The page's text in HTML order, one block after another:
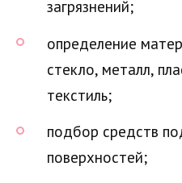
загрязнений;
определение
стекло, металл,
текстиль;
подбор средств
поверхностей;